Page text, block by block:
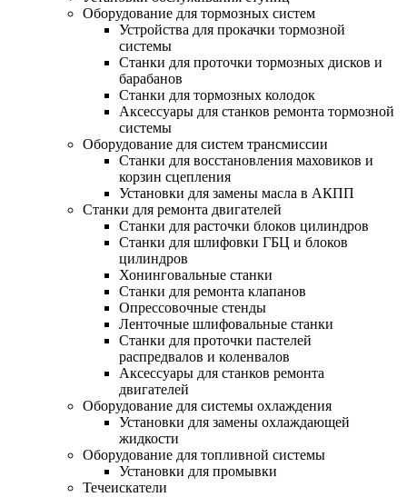
Оборудование для тормозных систем
Устройства для прокачки тормозной
системы
Станки для проточки тормозных дисков и
барабанов
Станки для тормозных колодок
Аксессуары для станков ремонта тормозной
системы
Оборудование для систем трансмиссии
Станки для восстановления маховиков и
корзин сцепления
Установки для замены масла в АКПП
Станки для ремонта двигателей
Станки для расточки блоков цилиндров
Станки для шлифовки ГБЦ и блоков
цилиндров
Хонинговальные станки
Станки для ремонта клапанов
Опрессовочные стенды
Ленточные шлифовальные станки
Станки для проточки пастелей
распредвалов и коленвалов
Аксессуары для станков ремонта
двигателей
Оборудование для системы охлаждения
Установки для замены охлаждающей
жидкости
Оборудование для топливной системы
Установки для промывки
Течеискатели